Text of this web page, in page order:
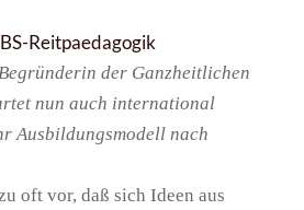
der Ganzheitlichen
nun auch international
Ausbildungsmodell nach
oft vor, daß sich Ideen aus